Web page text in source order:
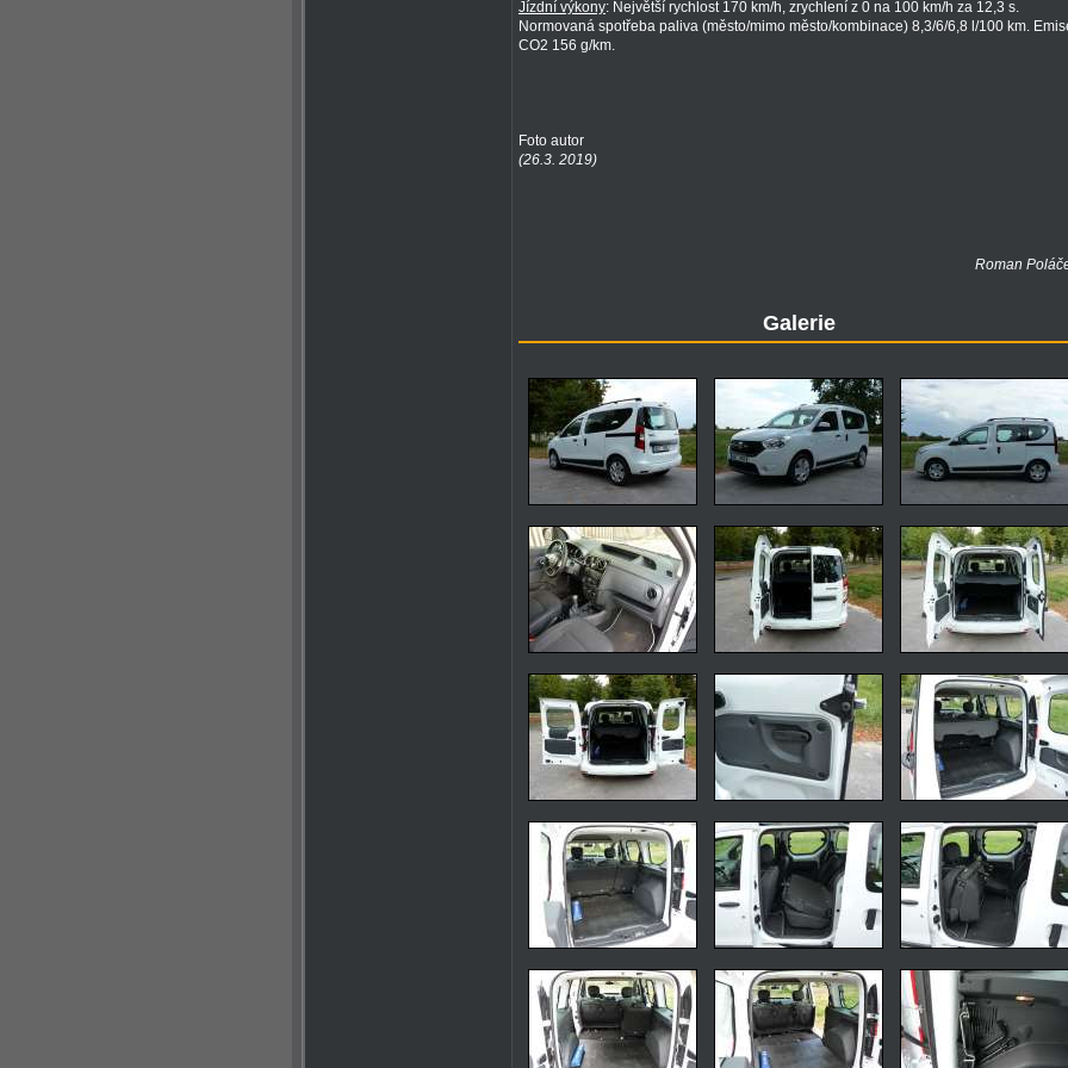
Jízdní výkony: Největší rychlost 170 km/h, zrychlení z 0 na 100 km/h za 12,3 s.
Normovaná spotřeba paliva (město/mimo město/kombinace) 8,3/6/6,8 l/100 km.
CO2 156 g/km.
Foto autor
(26.3. 2019)
Roman
Galerie